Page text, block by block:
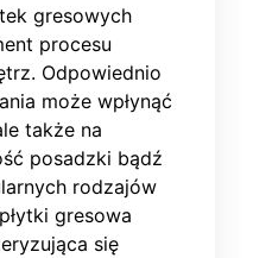
gresowych
procesu
Odpowiednio
może wpłynąć
także na
posadzki bądź
rodzajów
gresowa
się